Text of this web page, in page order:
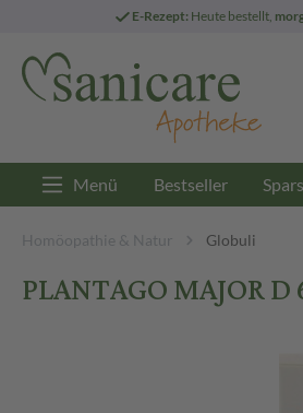
E-Rezept: Heute bestellt,
Menü Bestseller
Homöopathie & Natur Globuli
PLANTAGO MAJOR